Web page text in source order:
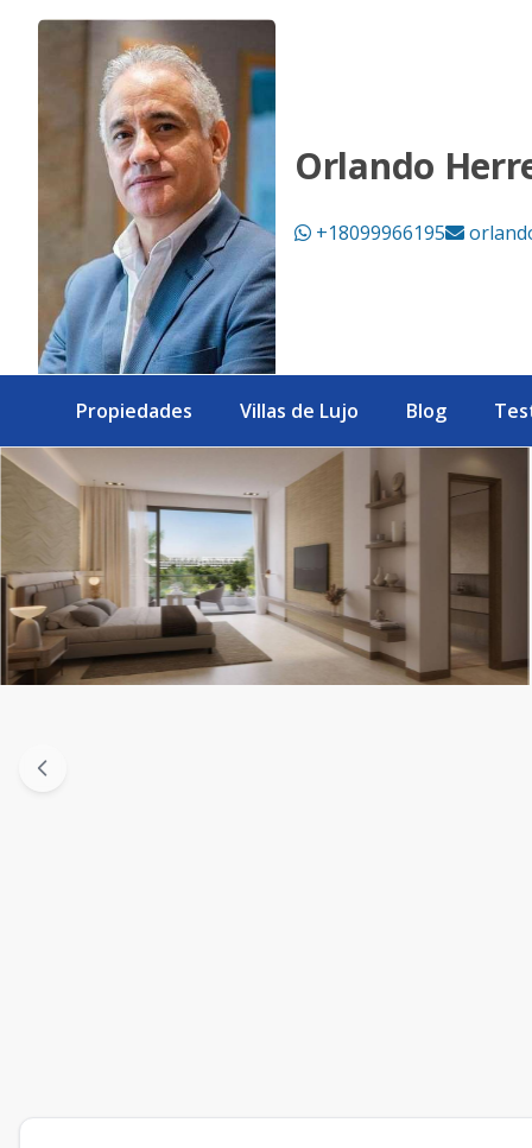
Orlando
+18099966195
Propiedades Villas de Lujo Blog
Venta de Villas de lujo en Cana Bay - eXp Realty República